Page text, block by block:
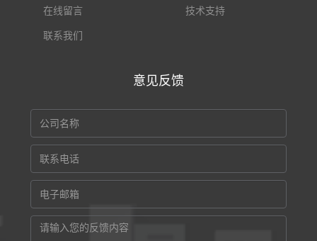
在线留言 技术支持
联系我们
意见反馈